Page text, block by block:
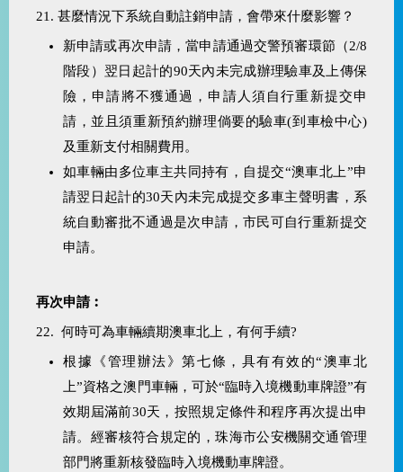
21. 甚麼情況下系統自動註銷申請，會帶來什麼影響？
新申請或再次申請，當申請通過交警預審環節（2/8
階段）翌日起計的90天內未完成辦理驗車及上傳保
險，申請將不獲通過，申請人須自行重新提交申
請，並且須重新預約辦理倘要的驗車(到車檢中心)
及重新支付相關費用。
如車輛由多位車主共同持有，自提交“澳車北上”申
請翌日起計的30天內未完成提交多車主聲明書，系
統自動審批不通過是次申請，市民可自行重新提交
申請。
再次申請︰
22. 何時可為車輛續期澳車北上，有何手續?
根據《管理辦法》第七條，具有有效的“澳車北
上”資格之澳門車輛，可於“臨時入境機動車牌證”有
效期屆滿前30天，按照規定條件和程序再次提出申
請。經審核符合規定的，珠海市公安機關交通管理
部門將重新核發臨時入境機動車牌證。